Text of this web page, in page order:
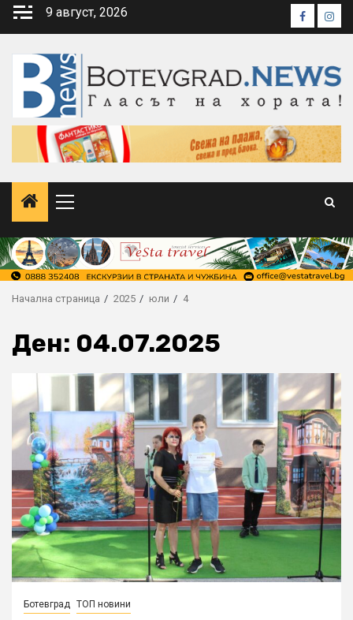
Skip
9 август, 2026 Facebook
Primary
Начална страница 2025 юли 4
Ден: 04.07.2025
Ботевград ТОП новини